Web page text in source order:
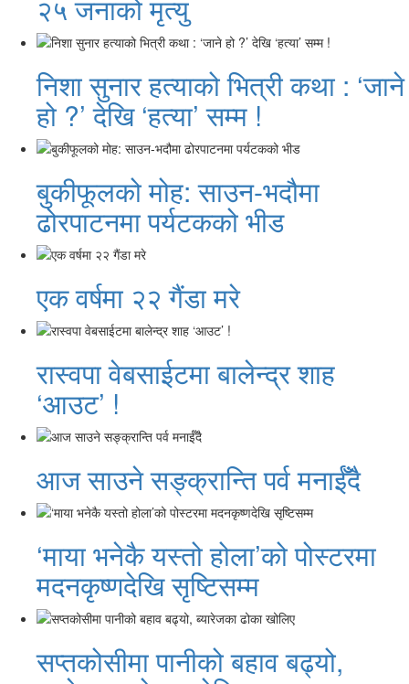
२५ जनाको मृत्यु
निशा सुनार हत्याको भित्री कथा : ‘जाने
हो ?’ देखि ‘हत्या’ सम्म !
बुकीफूलको मोह: साउन-भदौमा
ढोरपाटनमा पर्यटकको भीड
एक वर्षमा २२ गैंडा मरे
रास्वपा वेबसाईटमा बालेन्द्र शाह
‘आउट’ !
आज साउने सङ्क्रान्ति पर्व मनाईँदै
‘माया भनेकै यस्तो होला’को पोस्टरमा
मदनकृष्णदेखि सृष्टिसम्म
सप्तकोसीमा पानीको बहाव बढ्यो,